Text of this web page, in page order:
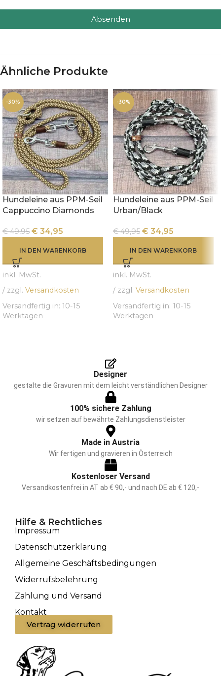
Absenden
Ähnliche Produkte
-30%
Hundeleine aus PPM-Seil
Cappuccino Diamonds
€49,95 € 34,95
IN DEN WARENKORB
inkl. MwSt.
/ zzgl. Versandkosten
Versandfertig in: 10-15
Werktagen
-30%
Hundeleine aus PPM-Seil
Urban/Black
€49,95 € 34,95
IN DEN WARENKORB
inkl. MwSt.
/ zzgl. Versandkosten
Versandfertig in: 10-15
Werktagen
Designer
gestalte die Gravuren mit dem leicht verständlichen Designer
100% sichere Zahlung
wir setzen auf bewährte Zahlungsdienstleister
Made in Austria
Wir fertigen und gravieren in Österreich
Kostenloser Versand
Versandkostenfrei in AT ab € 90,- und nach DE ab € 120,-
Hilfe & Rechtliches
Impressum
Datenschutzerklärung
Allgemeine Geschäftsbedingungen
Widerrufsbelehrung
Zahlung und Versand
Kontakt
Vertrag widerrufen